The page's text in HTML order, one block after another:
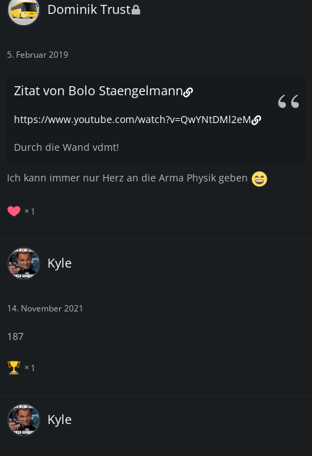
Dominik Trust
5. Februar 2019
Zitat von Bolo Staengelmann
https://www.youtube.com/watch?v=QwYNtDMl2eM
Durch die Wand vdmt!
Ich kann immer nur Herz an die Arma Physik geben
1
Kyle
14. November 2021
187
1
Kyle